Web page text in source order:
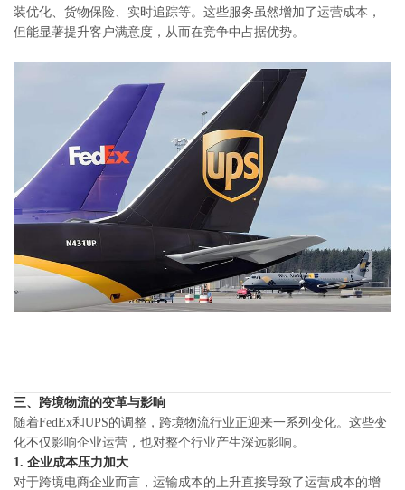
装优化、货物保险、实时追踪等。这些服务虽然增加了运营成本，
但能显著提升客户满意度，从而在竞争中占据优势。
三、跨境物流的变革与影响
随着FedEx和UPS的调整，跨境物流行业正迎来一系列变化。这些变
化不仅影响企业运营，也对整个行业产生深远影响。
1. 企业成本压力加大
对于跨境电商企业而言，运输成本的上升直接导致了运营成本的增